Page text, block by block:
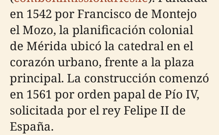
en 1542 por Francisco de Montejo
el Mozo, la planificación colonial
de Mérida ubicó la catedral en el
corazón urbano, frente a la plaza
principal. La construcción comenzó
en 1561 por orden papal de Pío IV,
solicitada por el rey Felipe II de
España.